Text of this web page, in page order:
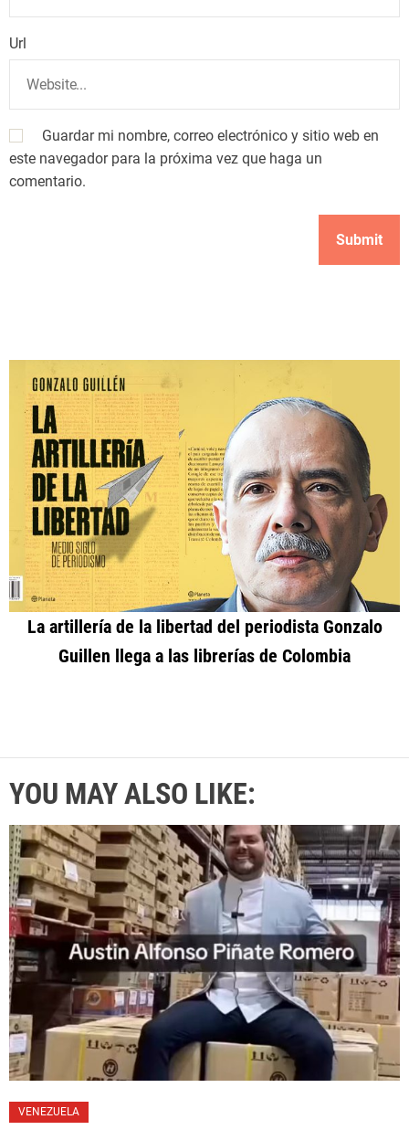
Url
Guardar mi nombre, correo electrónico y sitio web en
este navegador para la próxima vez que haga un
comentario.
La artillería de la libertad del periodista Gonzalo
Guillen llega a las librerías de Colombia
YOU MAY ALSO LIKE:
VENEZUELA